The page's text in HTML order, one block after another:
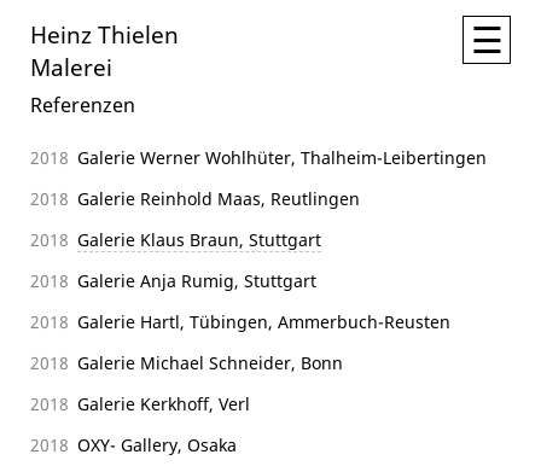
Heinz Thielen
Malerei
☰
Referenzen
2018 Galerie Werner Wohlhüter, Thalheim-Leibertingen
2018 Galerie Reinhold Maas, Reutlingen
2018 Galerie Klaus Braun, Stuttgart
2018 Galerie Anja Rumig, Stuttgart
2018 Galerie Hartl, Tübingen, Ammerbuch-Reusten
2018 Galerie Michael Schneider, Bonn
2018 Galerie Kerkhoff, Verl
2018 OXY- Gallery, Osaka